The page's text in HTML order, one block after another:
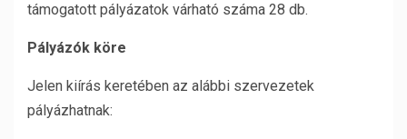
támogatott pályázatok várható száma 28 db.
Pályázók köre
Jelen kiírás keretében az alábbi szervezetek
pályázhatnak: